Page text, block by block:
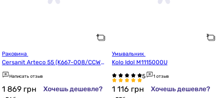
Cersanit Arteco 55 (K667-008/CCWS
1008351747)
Написать отзыв
1 869 грн Хочешь дешевле?
Kolo Idol M1115000U
1 отзыв
1 116 грн Хочешь дешевле?